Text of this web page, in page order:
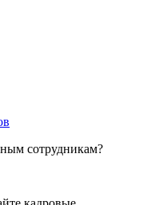
сотрудникам?